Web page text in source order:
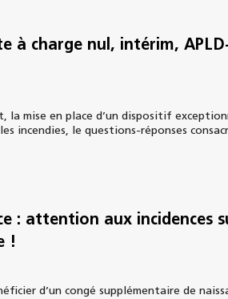
à charge nul, intérim,
la mise en place d’un dispositif
incendies, le questions-réponses
: attention aux incidences
!
d’un congé supplémentaire de